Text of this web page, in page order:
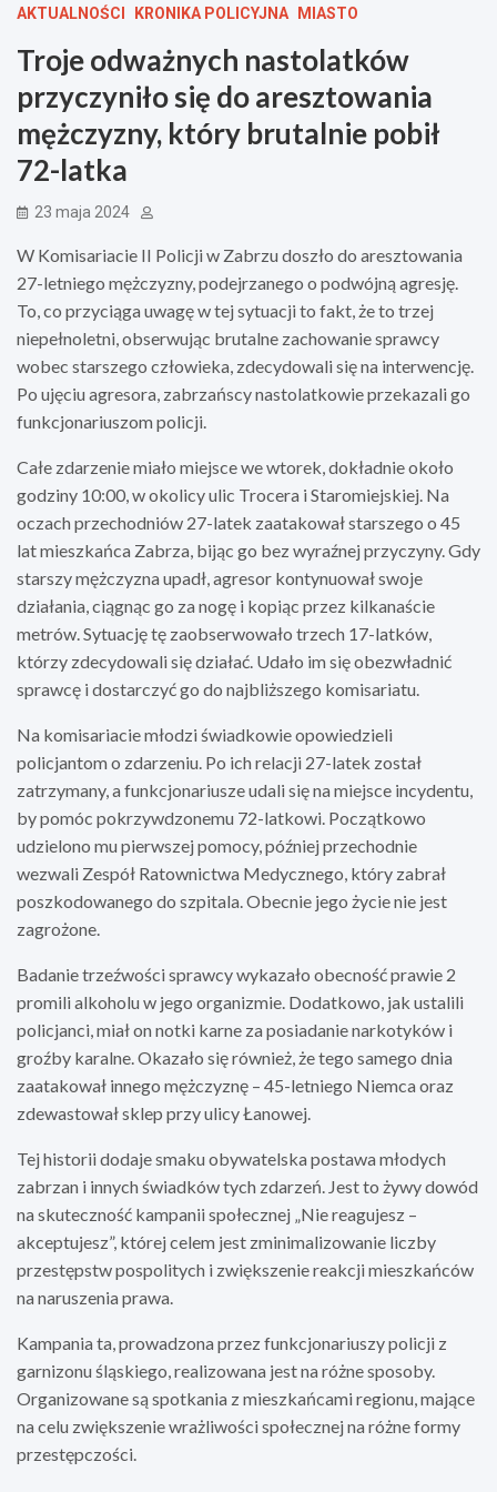
AKTUALNOŚCI KRONIKA POLICYJNA MIASTO
Troje odważnych nastolatków
przyczyniło się do aresztowania
mężczyzny, który brutalnie pobił
72-latka
23 maja 2024
W Komisariacie II Policji w Zabrzu doszło do aresztowania
27-letniego mężczyzny, podejrzanego o podwójną agresję.
To, co przyciąga uwagę w tej sytuacji to fakt, że to trzej
niepełnoletni, obserwując brutalne zachowanie sprawcy
wobec starszego człowieka, zdecydowali się na interwencję.
Po ujęciu agresora, zabrzańscy nastolatkowie przekazali go
funkcjonariuszom policji.
Całe zdarzenie miało miejsce we wtorek, dokładnie około
godziny 10:00, w okolicy ulic Trocera i Staromiejskiej. Na
oczach przechodniów 27-latek zaatakował starszego o 45
lat mieszkańca Zabrza, bijąc go bez wyraźnej przyczyny. Gdy
starszy mężczyzna upadł, agresor kontynuował swoje
działania, ciągnąc go za nogę i kopiąc przez kilkanaście
metrów. Sytuację tę zaobserwowało trzech 17-latków,
którzy zdecydowali się działać. Udało im się obezwładnić
sprawcę i dostarczyć go do najbliższego komisariatu.
Na komisariacie młodzi świadkowie opowiedzieli
policjantom o zdarzeniu. Po ich relacji 27-latek został
zatrzymany, a funkcjonariusze udali się na miejsce incydentu,
by pomóc pokrzywdzonemu 72-latkowi. Początkowo
udzielono mu pierwszej pomocy, później przechodnie
wezwali Zespół Ratownictwa Medycznego, który zabrał
poszkodowanego do szpitala. Obecnie jego życie nie jest
zagrożone.
Badanie trzeźwości sprawcy wykazało obecność prawie 2
promili alkoholu w jego organizmie. Dodatkowo, jak ustalili
policjanci, miał on notki karne za posiadanie narkotyków i
groźby karalne. Okazało się również, że tego samego dnia
zaatakował innego mężczyznę – 45-letniego Niemca oraz
zdewastował sklep przy ulicy Łanowej.
Tej historii dodaje smaku obywatelska postawa młodych
zabrzan i innych świadków tych zdarzeń. Jest to żywy dowód
na skuteczność kampanii społecznej „Nie reagujesz –
akceptujesz”, której celem jest zminimalizowanie liczby
przestępstw pospolitych i zwiększenie reakcji mieszkańców
na naruszenia prawa.
Kampania ta, prowadzona przez funkcjonariuszy policji z
garnizonu śląskiego, realizowana jest na różne sposoby.
Organizowane są spotkania z mieszkańcami regionu, mające
na celu zwiększenie wrażliwości społecznej na różne formy
przestępczości.